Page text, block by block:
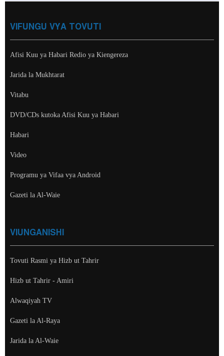
VIFUNGU VYA TOVUTI
Afisi Kuu ya Habari Redio ya Kiengereza
Jarida la Mukhtarat
Vitabu
DVD/CDs kutoka Afisi Kuu ya Habari
Habari
Video
Programu ya Vifaa vya Android
Gazeti la Al-Waie
VIUNGANISHI
Tovuti Rasmi ya Hizb ut Tahrir
Hizb ut Tahrir - Amiri
Alwaqiyah TV
Gazeti la Al-Raya
Jarida la Al-Waie